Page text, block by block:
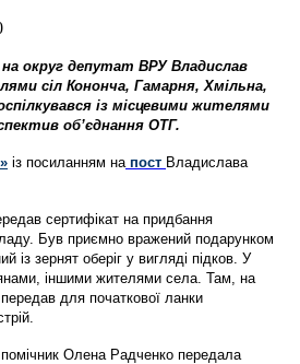
на округ депутат ВРУ Владислав
сіл Кононча, Гамарня, Хмільна,
із місцевими жителями
об’єднання ОТГ.
із посиланням на пост Владислава
сертифікат на придбання
Був приємно вражений подарунком
із зернят оберіг у вигляді підков. У
іншими жителями села. Там, на
для початкової ланки
Олена Радченко передала